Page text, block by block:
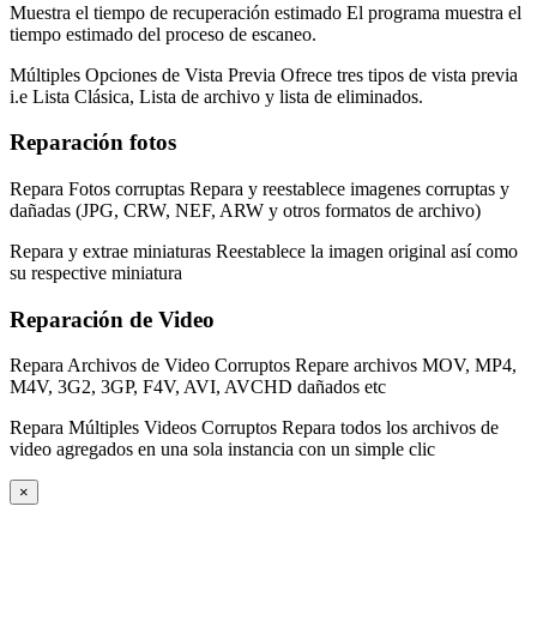
Muestra el tiempo de recuperación estimado El programa muestra el
tiempo estimado del proceso de escaneo.
Múltiples Opciones de Vista Previa Ofrece tres tipos de vista previa
i.e Lista Clásica, Lista de archivo y lista de eliminados.
Reparación fotos
Repara Fotos corruptas Repara y reestablece imagenes corruptas y
dañadas (JPG, CRW, NEF, ARW y otros formatos de archivo)
Repara y extrae miniaturas Reestablece la imagen original así como
su respective miniatura
Reparación de Video
Repara Archivos de Video Corruptos Repare archivos MOV, MP4,
M4V, 3G2, 3GP, F4V, AVI, AVCHD dañados etc
Repara Múltiples Videos Corruptos Repara todos los archivos de
video agregados en una sola instancia con un simple clic
×